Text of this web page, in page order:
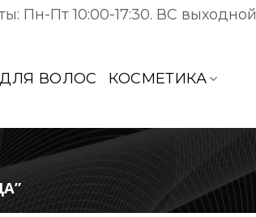
Пн-Пт 10:00-17:30. ВC выходной
ДЛЯ ВОЛОС КОСМЕТИКА